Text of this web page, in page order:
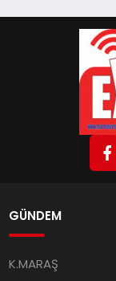
NURHAK
GÜNDEM
K.MARAŞ